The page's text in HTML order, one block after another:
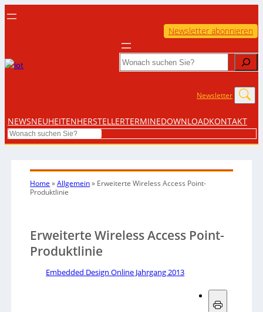
Newsletter abonnieren
Search
Newsletter
NEWSNEUHEITENHERSTELLERTERMINEDOWNLOADKONTAKT
Search
Home »Allgemein» Erweiterte Wireless Access Point-
Produktlinie
Erweiterte Wireless Access Point-
Produktlinie
Embedded Design Online Jahrgang 2013